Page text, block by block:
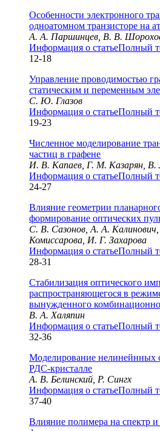
Особенности электронного
одноатомном транзисторе на
А. А. Паршинцев, В. В.
Информация о статьеПолный
12-18
Управление проводимостью
статическим и переменным
С. Ю. Глазов
Информация о статьеПолный
19-23
Численное моделирование
частиц в графене
И. В. Капаев, Г. М. Казарян, В.
Информация о статьеПолный
24-27
Влияние геометрии
формирование оптических
С. В. Сазонов, А. А.
Комиссарова, И. Г. Захарова
Информация о статьеПолный
28-31
Стабилизация оптического
распространяющегося в
вынужденного
В. А. Халяпин
Информация о статьеПолный
32-36
Моделирование нелинейнных
РДС-кристалле
А. В. Белинский, Р. Сингх
Информация о статьеПолный
37-40
Влияние полимера на спектр